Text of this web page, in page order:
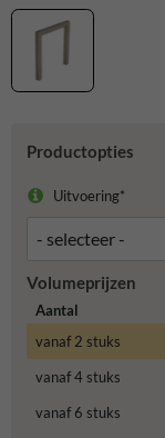
Productopties
Uitvoering*
Volumeprijzen
Aantal
vanaf 2 stuks
vanaf 4 stuks
vanaf 6 stuks